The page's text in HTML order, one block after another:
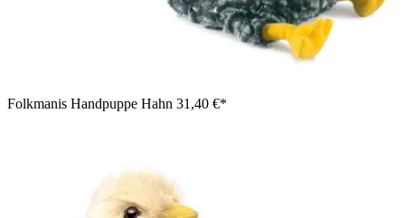
Folkmanis Handpuppe Hahn 31,40 €*